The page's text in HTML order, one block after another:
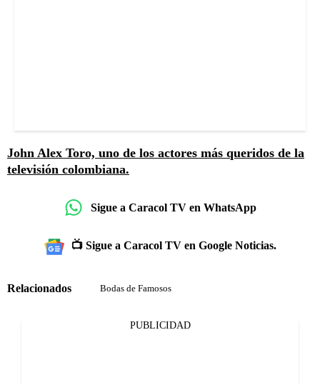
John Alex Toro, uno de los actores más queridos de la
televisión colombiana.
Sigue a Caracol TV en WhatsApp
📺 Sigue a Caracol TV en Google Noticias.
Relacionados Bodas de Famosos
PUBLICIDAD